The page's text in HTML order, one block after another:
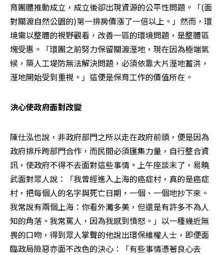
育團體推動成立，成立後卻出現資源的公平性問題。「(面
對關渡自然公園的)第一排房價漲了一倍以上。」然而，環
境需以整體的視野觀看，改善一區的環境問題，是整體區
塊受惠。「環團之前努力保留關渡溼地，現在因為極端氣
候，築人工堤防無法解決問題，必須依靠大片溼地蓄洪，
溼地開始受到重視。」這便是保育工作的價值所在。
決心使政府面對改變
陳仕泓也說，非政府部門之所以走在政府前頭，便是因為
政府排斥跨部門合作，而民間必須匯集力量，自行整合資
訊，使政府不得不去面對這些事情。上午座談末了，易曉
武面對眾人說：「我曾經進入上海的癌症村，真的是癌症
村，把每個人的名字與死亡日期，一個、一個地抄下來。
我常說有兩個上海：你看外灘多美，但還是有許多不為人
知的角落。我常罵人，因為我感到憤怒。」以一種幾近無
畏的口吻，得到眾人掌聲的他說出環保維權人士，即便面
臨政局險惡亦面不改色的決心：「有些事情憑著良心去